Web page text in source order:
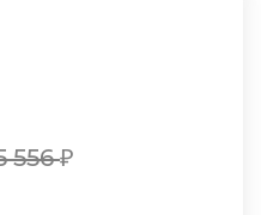
556₽